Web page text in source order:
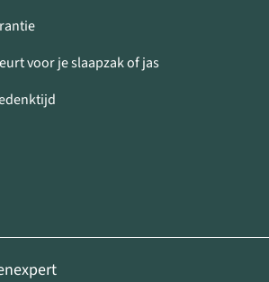
voor je slaapzak of jas